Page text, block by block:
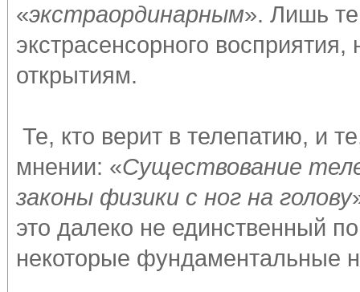
«экстраординарным». Лишь
экстрасенсорного
открытиям.
Те, кто верит в телепатию, и
мнении: «Существование
законы физики с ног на голову
это далеко не единственный
некоторые фундаментальные